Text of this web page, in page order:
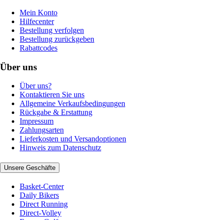
Mein Konto
Hilfecenter
Bestellung verfolgen
Bestellung zurückgeben
Rabattcodes
Über uns
Über uns?
Kontaktieren Sie uns
Allgemeine Verkaufsbedingungen
Rückgabe & Erstattung
Impressum
Zahlungsarten
Lieferkosten und Versandoptionen
Hinweis zum Datenschutz
Unsere Geschäfte
Basket-Center
Daily Bikers
Direct Running
Direct-Volley